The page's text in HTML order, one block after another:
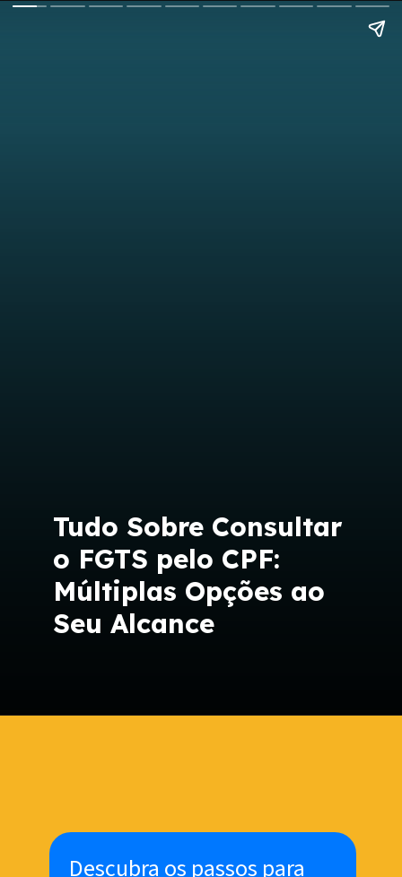
Tudo Sobre Consultar
o FGTS pelo CPF:
Múltiplas Opções ao
Seu Alcance
Descubra os passos para